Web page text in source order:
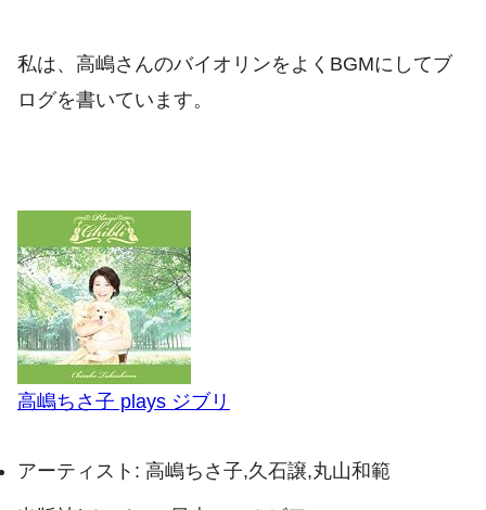
私は、高嶋さんのバイオリンをよくBGMにしてブ
ログを書いています。
高嶋ちさ子 plays ジブリ
アーティスト: 高嶋ちさ子,久石譲,丸山和範